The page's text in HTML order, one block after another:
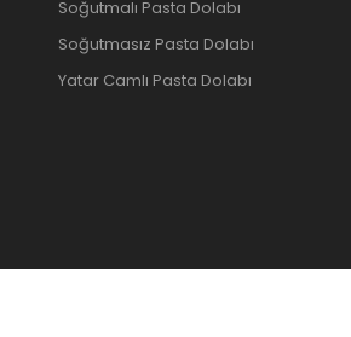
Soğutmalı Pasta Dolabı
Soğutmasız Pasta Dolabı
Yatar Camlı Pasta Dolabı